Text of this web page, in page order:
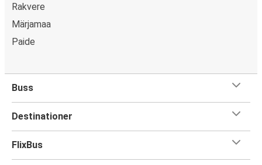
Rakvere
Märjamaa
Paide
Buss
Destinationer
FlixBus